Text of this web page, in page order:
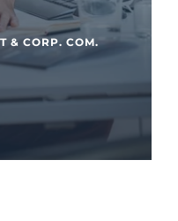
& CORP. COM.